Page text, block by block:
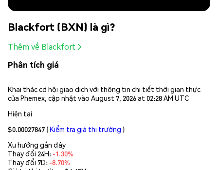
Blackfort (BXN) là gì?
Thêm về Blackfort
Phân tích giá
Khai thác cơ hội giao dịch với thông tin chi tiết thời gian thực
của Phemex, cập nhật vào August 7, 2026 at 02:28 AM UTC
Hiện tại
$0.00027847 (Kiểm tra giá thị trường )
Xu hướng gần đây
Thay đổi 24H: -1.30%
Thay đổi 7D: -8.70%